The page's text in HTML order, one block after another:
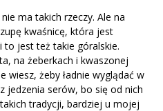
ma takich rzeczy. Ale na
kwaśnicę, która jest
to jest też takie góralskie.
na żeberkach i kwaszonej
wiesz, żeby ładnie wyglądać w
jedzenia serów, bo się od nich
tradycji, bardziej u mojej